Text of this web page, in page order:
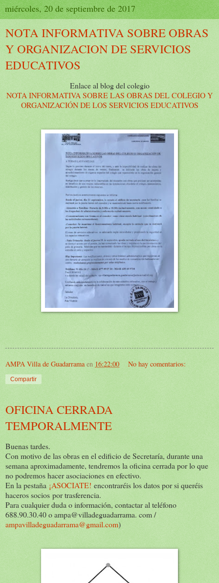
miércoles, 20 de septiembre de 2017
NOTA INFORMATIVA SOBRE OBRAS
Y ORGANIZACION DE SERVICIOS
EDUCATIVOS
Enlace al blog del colegio
NOTA INFORMATIVA SOBRE LAS OBRAS DEL COLEGIO Y
ORGANIZACIÓN DE LOS SERVICIOS EDUCATIVOS
AMPA Villa de Guadarrama en 16:22:00 No hay comentarios:
Compartir
OFICINA CERRADA
TEMPORALMENTE
Buenas tardes.
Con motivo de las obras en el edificio de Secretaría, durante una
semana aproximadamente, tendremos la oficina cerrada por lo que
no podremos hacer asociaciones en efectivo.
En la pestaña ¡ASOCIATE! encontraréis los datos por si queréis
haceros socios por trasferencia.
Para cualquier duda o información, contactar al teléfono
688.90.30.40 o ampa@villadeguadarrama. com /
ampavilladeguadarrama@gmail.com)